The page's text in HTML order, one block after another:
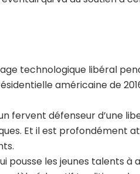
technologique libéral
américaine de
fervent défenseur d’une
Et il est profondément
pousse les jeunes talents à